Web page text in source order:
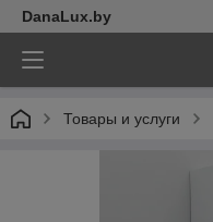
DanaLux.by
Товары и услуги